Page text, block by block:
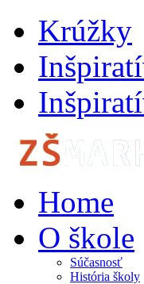
Krúžky
Home
O škole
Súčasnosť
História školy